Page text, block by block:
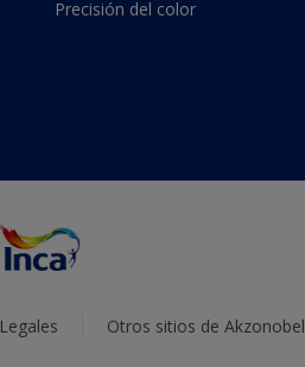
Precisión del color
Legales Otros sitios de Akzonobel